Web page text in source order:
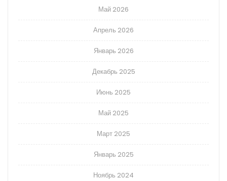
Май 2026
Апрель 2026
Январь 2026
Декабрь 2025
Июнь 2025
Май 2025
Март 2025
Январь 2025
Ноябрь 2024